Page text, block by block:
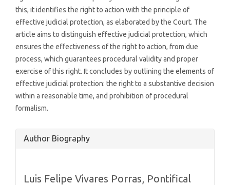
this, it identifies the right to action with the principle of
effective judicial protection, as elaborated by the Court. The
article aims to distinguish effective judicial protection, which
ensures the effectiveness of the right to action, from due
process, which guarantees procedural validity and proper
exercise of this right. It concludes by outlining the elements of
effective judicial protection: the right to a substantive decision
within a reasonable time, and prohibition of procedural
formalism.
Article
Author Biography
Luis Felipe Vivares Porras, Pontifical